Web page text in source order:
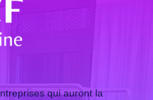
qui auront la